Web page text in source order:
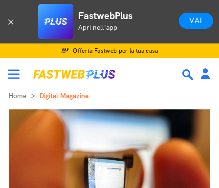
FastwebPlus
Apri nell'app
VAI
Offerta Fastweb per la tua casa
Home Digital Magazine